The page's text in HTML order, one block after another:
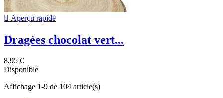
 Aperçu rapide
Dragées chocolat vert...
8,95 €
Disponible
Affichage 1-9 de 104 article(s)